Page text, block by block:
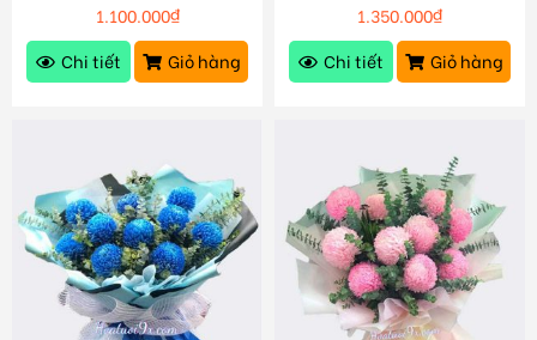
1.100.000₫
Chi tiết
Giỏ hàng
1.350.000₫
Chi tiết
Giỏ hàng